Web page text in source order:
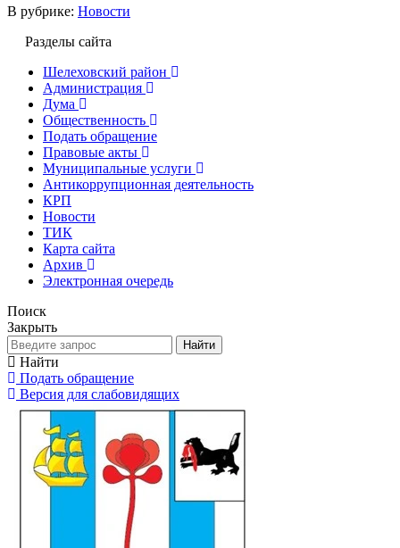
В рубрике: Новости
Разделы сайта
Шелеховский район
Администрация
Дума
Общественность
Подать обращение
Правовые акты
Муниципальные услуги
Антикоррупционная деятельность
КРП
Новости
ТИК
Карта сайта
Архив
Электронная очередь
Поиск
Закрыть
Найти
Найти
Подать обращение
Версия для слабовидящих